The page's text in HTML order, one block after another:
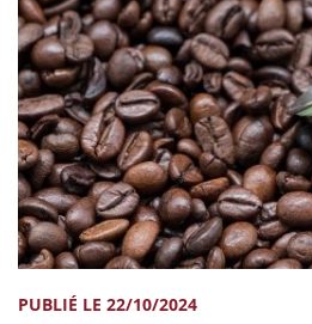
PUBLIÉ LE 22/10/2024